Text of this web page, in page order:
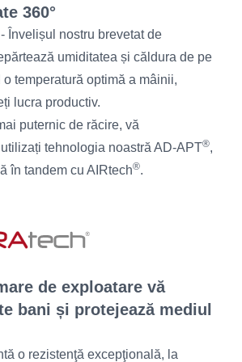
360°
- Învelișul nostru brevetat de
umiditatea și căldura de pe
temperatură optimă a mâinii,
lucra productiv.
puternic de răcire, vă
tehnologia noastră AD-APT®,
în tandem cu AIRtech®.
de exploatare vă
bani și protejează mediul
o rezistenţă excepţională, la